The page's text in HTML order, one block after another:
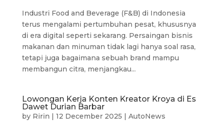
Industri Food and Beverage (F&B) di Indonesia
terus mengalami pertumbuhan pesat, khususnya
di era digital seperti sekarang. Persaingan bisnis
makanan dan minuman tidak lagi hanya soal rasa,
tetapi juga bagaimana sebuah brand mampu
membangun citra, menjangkau...
Lowongan Kerja Konten Kreator Kroya di Es
Dawet Durian Barbar
by Ririn | 12 December 2025 | AutoNews